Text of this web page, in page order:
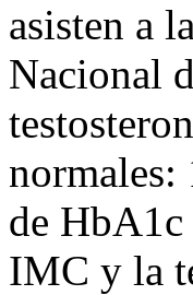
asisten a
Nacional
de HbA1c
IMC y la